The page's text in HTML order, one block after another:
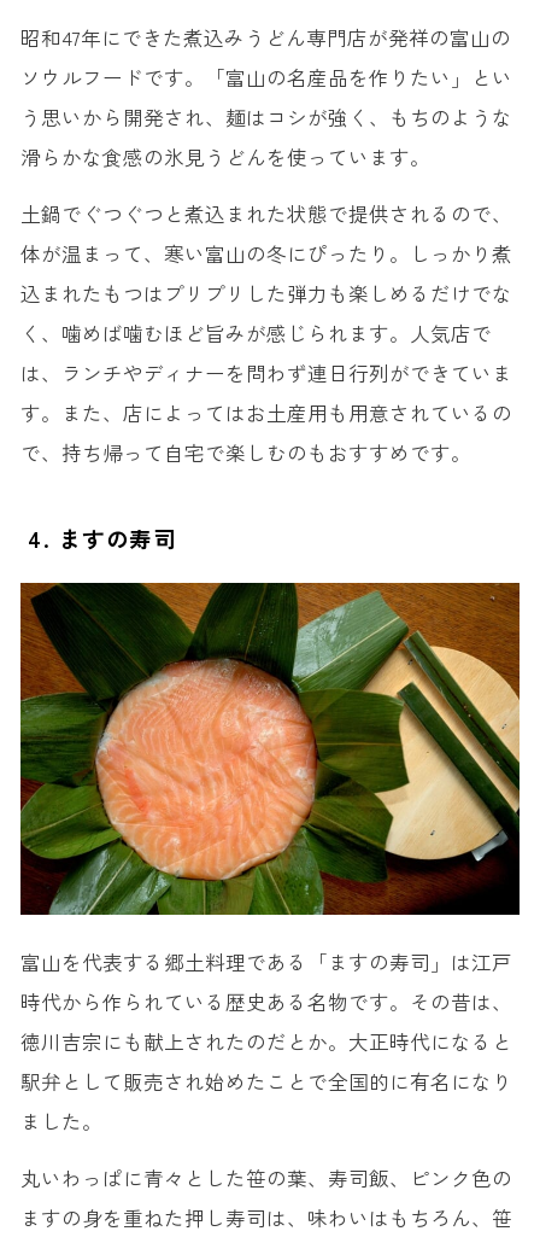
昭和47年にできた煮込みうどん専門店が発祥の富山の
ソウルフードです。「富山の名産品を作りたい」とい
う思いから開発され、麺はコシが強く、もちのような
滑らかな食感の氷見うどんを使っています。
土鍋でぐつぐつと煮込まれた状態で提供されるので、
体が温まって、寒い富山の冬にぴったり。しっかり煮
込まれたもつはプリプリした弾力も楽しめるだけでな
く、噛めば噛むほど旨みが感じられます。人気店で
は、ランチやディナーを問わず連日行列ができていま
す。また、店によってはお土産用も用意されているの
で、持ち帰って自宅で楽しむのもおすすめです。
4. ますの寿司
富山を代表する郷土料理である「ますの寿司」は江戸
時代から作られている歴史ある名物です。その昔は、
徳川吉宗にも献上されたのだとか。大正時代になると
駅弁として販売され始めたことで全国的に有名になり
ました。
丸いわっぱに青々とした笹の葉、寿司飯、ピンク色の
ますの身を重ねた押し寿司は、味わいはもちろん、笹